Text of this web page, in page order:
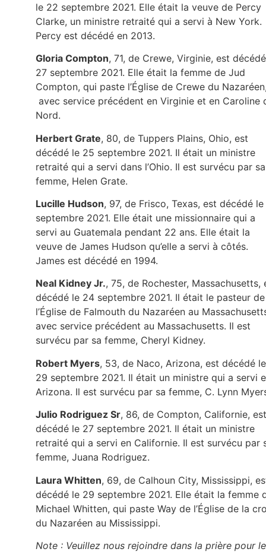
le 22 septembre 2021. Elle était la veuve de Percy
Clarke, un ministre retraité qui a servi à New York.
Percy est décédé en 2013.
Gloria Compton, 71, de Crewe, Virginie, est
27 septembre 2021. Elle était la femme de Jud
Compton, qui paste l’Église de Crewe du
avec service précédent en Virginie et en Caroline
Nord.
Herbert Grate, 80, de Tuppers Plains, Ohio, est
décédé le 25 septembre 2021. Il était un ministre
retraité qui a servi dans l’Ohio. Il est survécu par sa
femme, Helen Grate.
Lucille Hudson, 97, de Frisco, Texas, est décédé le
septembre 2021. Elle était une missionnaire qui a
servi au Guatemala pendant 22 ans. Elle était la
veuve de James Hudson qu’elle a servi à côtés.
James est décédé en 1994.
Neal Kidney Jr., 75, de Rochester, Massachusetts,
décédé le 24 septembre 2021. Il était le pasteur de
l’Église de Falmouth du Nazaréen au
avec service précédent au Massachusetts. Il est
survécu par sa femme, Cheryl Kidney.
Robert Myers, 53, de Naco, Arizona, est décédé le
29 septembre 2021. Il était un ministre qui a servi
Arizona. Il est survécu par sa femme, C. Lynn
Julio Rodriguez Sr, 86, de Compton, Californie, est
décédé le 27 septembre 2021. Il était un ministre
retraité qui a servi en Californie. Il est survécu par
femme, Juana Rodriguez.
Laura Whitten, 69, de Calhoun City, Mississippi,
décédé le 29 septembre 2021. Elle était la femme
Michael Whitten, qui paste Way de l’Église de la
du Nazaréen au Mississippi.
Note : Veuillez nous rejoindre dans la prière pour